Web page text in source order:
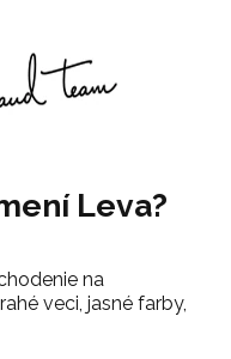
Leva?
na
veci, jasné farby,